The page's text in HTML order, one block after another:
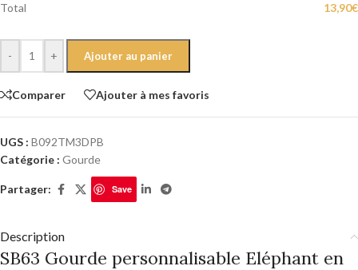
Total 13,90€
- + Ajouter au panier
Comparer Ajouter à mes favoris
UGS : B092TM3DPB
Catégorie : Gourde
Partager: Save
Description
SB63 Gourde personnalisable Eléphant en